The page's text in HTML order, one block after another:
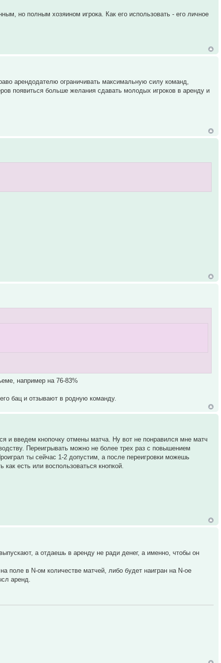
но полным хозяином игрока. Как его использовать - его личное
арендодателю ограничивать максимальную силу команд,
появиться больше желания сдавать молодых игроков в аренду и
например на 76-83%
бац и отзывают в родную команду.
и введем кнопочку отмены матча. Ну вот не понравился мне матч
Переигрывать можно не более трех раз с повышением
ты сейчас 1-2 допустим, а после переигровки можешь
есть или воспользоваться кнопкой.
а отдаешь в аренду не ради денег, а именно, чтобы он
поле в N-ом количестве матчей, либо будет наигран на N-ое
аренд.